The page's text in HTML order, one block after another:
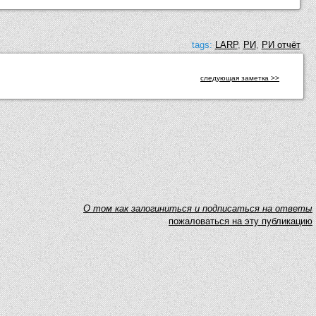
tags: LARP,РИ,РИ отчёт
следующая заметка >>
O том как залогиниться и подписаться на ответы
пожаловаться на эту публикацию